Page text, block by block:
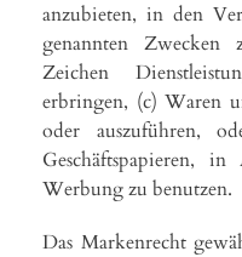
anzubieten, in den
genannten
Zeichen
erbringen, (c) Waren
oder auszuführen,
Geschäftspapieren,
Werbung zu benutzen.
Das Markenrecht